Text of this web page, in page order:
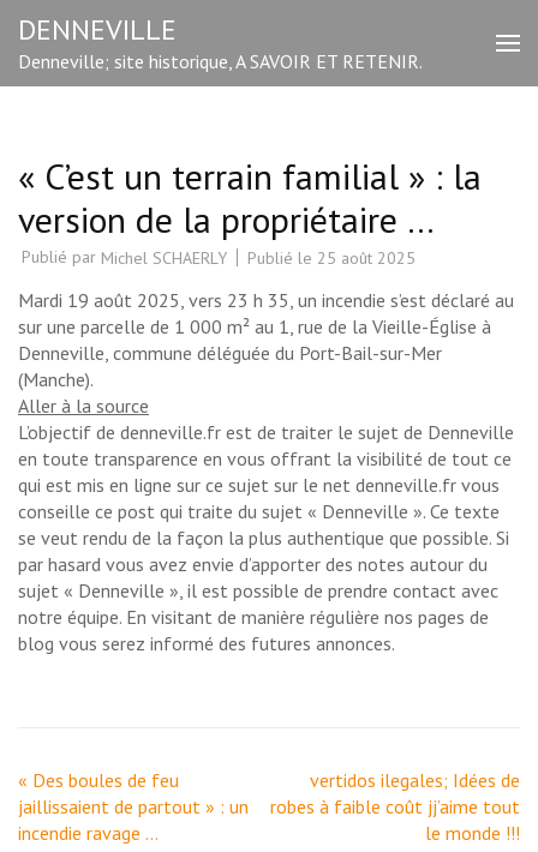
contenu
(Pressez
DENNEVILLE
Denneville; site historique, A SAVOIR ET RETENIR.
« C’est un terrain familial » : la
version de la propriétaire …
Publié par Michel SCHAERLY Publié le 25 août 2025
Mardi 19 août 2025, vers 23 h 35, un incendie s’est déclaré au
sur une parcelle de 1 000 m² au 1, rue de la Vieille-Église à
Denneville, commune déléguée du Port-Bail-sur-Mer
(Manche).
Aller à la source
L’objectif de denneville.fr est de traiter le sujet de Denneville
en toute transparence en vous offrant la visibilité de tout ce
qui est mis en ligne sur ce sujet sur le net denneville.fr vous
conseille ce post qui traite du sujet « Denneville ». Ce texte
se veut rendu de la façon la plus authentique que possible. Si
par hasard vous avez envie d’apporter des notes autour du
sujet « Denneville », il est possible de prendre contact avec
notre équipe. En visitant de manière régulière nos pages de
blog vous serez informé des futures annonces.
Navigation
de
l’article
« Des boules de feu
jaillissaient de partout » : un
incendie ravage …
vertidos ilegales; Idées de
robes à faible coût jj’aime tout
le monde !!!